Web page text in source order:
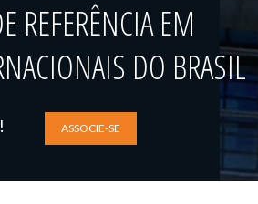
REFERÊNCIA EM
DO BRASIL
ASSOCIE-SE